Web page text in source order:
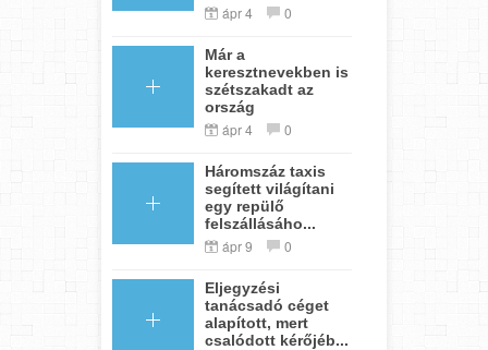
ápr 4 0
Már a
keresztnevekben is
szétszakadt az
ország
ápr 4 0
Háromszáz taxis
segített világítani
egy repülő
felszállásáho...
ápr 9 0
Eljegyzési
tanácsadó céget
alapított, mert
csalódott kérőjéb...